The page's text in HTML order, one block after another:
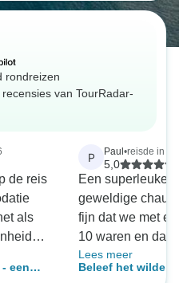
rondreizen
van TourRadar-
de reis
als
zien
goed
een
P Paul •reisde in
5,0
Een superleuke
geweldige
fijn dat we met
10 waren en dat
hoefden te
graag gezien dat
Lees meer
Beleef het wilde